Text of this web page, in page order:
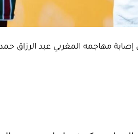
مهاجمه المغربي عبد الرزاق